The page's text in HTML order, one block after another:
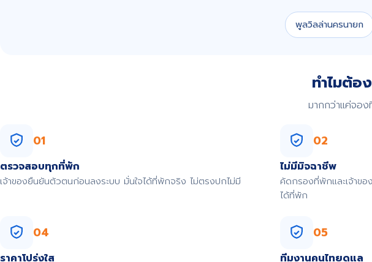
พูลวิลล่านครนายก
ทำไมต้อง
มากกว่าแค่จอ
01
ตรวจสอบทุกที่พัก
เจ้าของยืนยันตัวตนก่อนลงระบบ มั่นใจได้ที่พักจริง ไม่ตรงปกไม่มี
02
ไม่มีมิจฉาชีพ
คัดกรองที่พักและเจ้าข
ได้ที่พัก
04
ราคาโปร่งใส
05
ทีมงานคนไทยดูแล